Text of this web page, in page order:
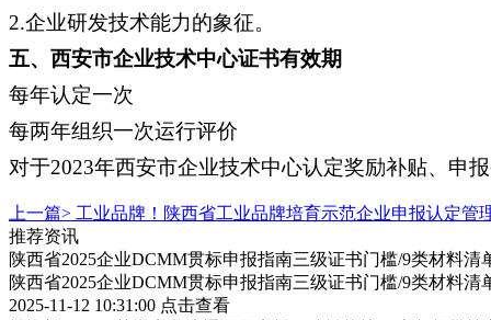
2.企业研发技术能力的象征。
五、西安市企业技术中心证书有效期
每年认定一次
每两年组织一次运行评价
对于2023年西安市企业技术中心认定奖励补贴、申
上一篇> 工业品牌！陕西省工业品牌培育示范企业申报认定管
推荐资讯
陕西省2025企业DCMM贯标申报指南三级证书门槛/9类材料清
陕西省2025企业DCMM贯标申报指南三级证书门槛/9类材料清
2025-11-12 10:31:00 点击查看